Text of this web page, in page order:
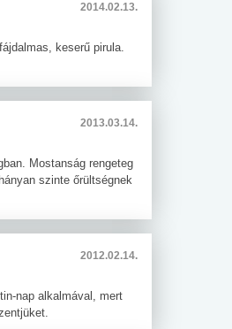
2014.02.13.
keserű pirula.
2013.03.14.
Mostanság rengeteg
szinte őrültségnek
2012.02.14.
nap alkalmával, mert